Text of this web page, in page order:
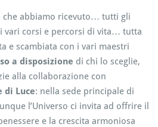
abbiamo ricevuto… tutti gli
vari corsi e percorsi di vita… tutta
e scambiata con i vari maestri
a disposizione di chi lo sceglie,
alla collaborazione con
di Luce: nella sede principale di
l’Universo ci invita ad offrire il
e la crescita armoniosa